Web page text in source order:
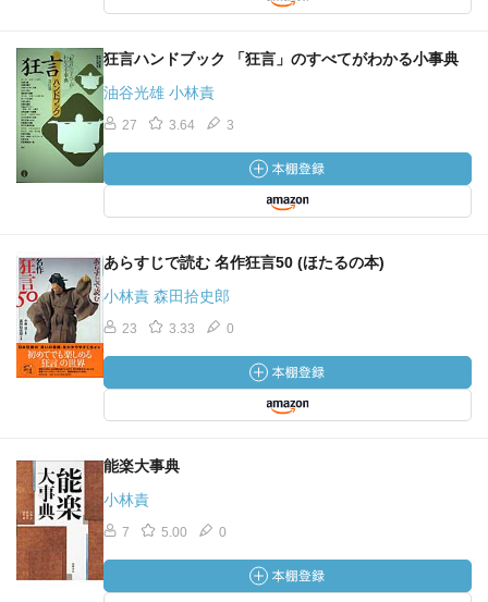
狂言ハンドブック 「狂言」のすべてがわかる小事典
油谷光雄 小林責
27 3.64 3
あらすじで読む 名作狂言50 (ほたるの本)
小林責 森田拾史郎
23 3.33 0
能楽大事典
小林責
7 5.00 0